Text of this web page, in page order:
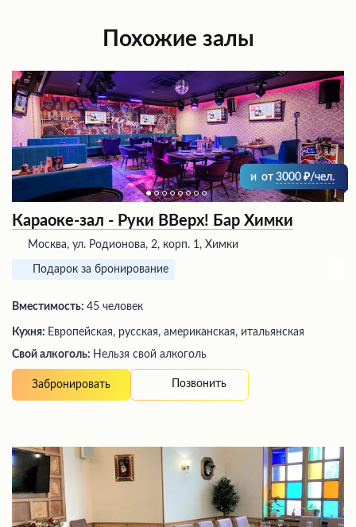
Похожие залы
и от 3000 /чел.
Караоке-зал - Руки ВВерх! Бар Химки
Москва, ул. Родионова, 2, корп. 1, Химки
Подарок за бронирование
Вместимость: 45 человек
Кухня: Европейская, русская, американская, итальянская
Свой алкоголь: Нельзя свой алкоголь
Забронировать Позвонить